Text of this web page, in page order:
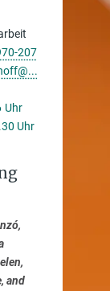
207
Uhr
Uhr
and